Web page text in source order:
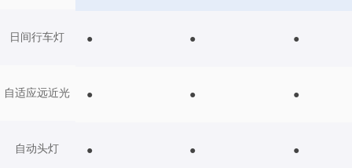
日间行车灯
自适应远近光
自动头灯
● ● ●
● ● ●
● ● ●